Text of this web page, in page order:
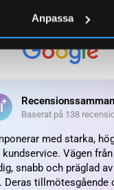
Anpassa
Baserat på138
Baserat på 138
med starka,
Vägen från
snabb och präglad
Deras tillmötesgående